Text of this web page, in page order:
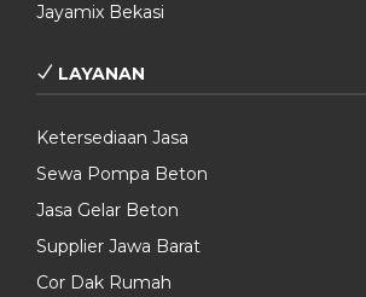
Jayamix Bekasi
LAYANAN
Ketersediaan Jasa
Sewa Pompa Beton
Jasa Gelar Beton
Supplier Jawa Barat
Cor Dak Rumah